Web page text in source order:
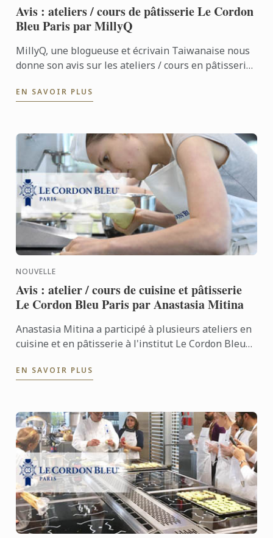
Avis : ateliers / cours de pâtisserie Le Cordon
Bleu Paris par MillyQ
MillyQ, une blogueuse et écrivain Taiwanaise nous
donne son avis sur les ateliers / cours en pâtisserie
EN SAVOIR PLUS
NOUVELLE
Avis : atelier / cours de cuisine et pâtisserie
Le Cordon Bleu Paris par Anastasia Mitina
Anastasia Mitina a participé à plusieurs ateliers en
cuisine et en pâtisserie à l'institut Le Cordon Bleu
EN SAVOIR PLUS